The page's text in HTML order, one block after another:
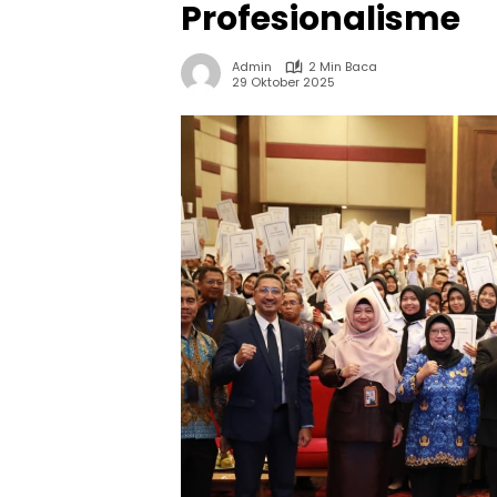
Profesionalisme
Admin
2 Min Baca
29 Oktober 2025